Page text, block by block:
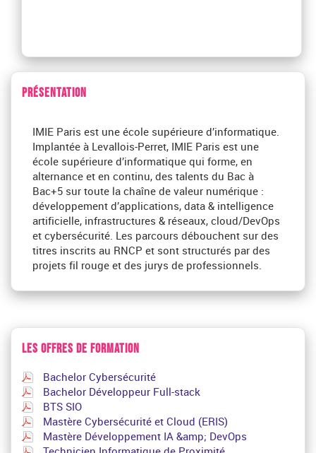
PRÉSENTATION
IMIE Paris est une école supérieure d’informatique.
Implantée à Levallois‑Perret, IMIE Paris est une
école supérieure d’informatique qui forme, en
alternance et en continu, des talents du Bac à
Bac+5 sur toute la chaîne de valeur numérique :
développement d’applications, data & intelligence
artificielle, infrastructures & réseaux, cloud/DevOps
et cybersécurité. Les parcours débouchent sur des
titres inscrits au RNCP et sont structurés par des
projets fil rouge et des jurys de professionnels.
LES OFFRES DE FORMATION
Bachelor Cybersécurité
Bachelor Développeur Full-stack
BTS SIO
Mastère Cybersécurité et Cloud (ERIS)
Mastère Développement IA &amp; DevOps